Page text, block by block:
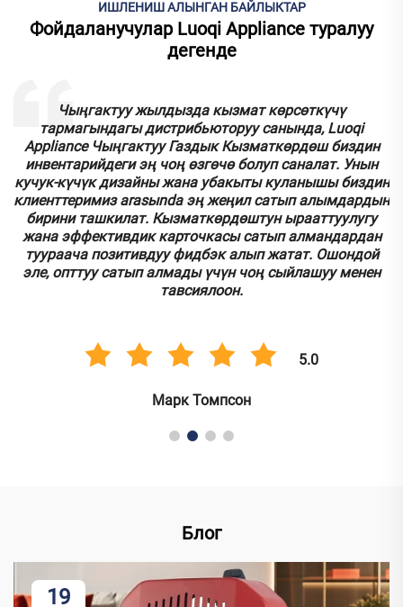
ИШЛЕНИШ АЛЫНГАН БАЙЛЫКТАР
Фойдаланучулар Luoqi Appliance туралуу
дегенде
Чыңгактуу жылдызда кызмат көрсөткүчү
тармагындагы дистрибьюторуу санында, Luoqi
Appliance Чыңгактуу Газдык Кызматкөрдөш биздин
инвентарийдеги эң чоң өзгөчө болуп саналат. Унын
кучук-күчүк дизайны жана убакыты куланышы биздин
клиенттеримиз аrasыnda эң жеңил сатып алымдардын
бирини ташкилат. Кызматкөрдөштун ырааттуулугу
жана эффективдик карточкасы сатып алмандардан
туураача позитивдуу фидбэк алып жатат. Ошондой
эле, опттуу сатып алмады үчүн чоң сыйлашуу менен
тавсиялоон.
5.0
Марк Томпсон
Блог
19